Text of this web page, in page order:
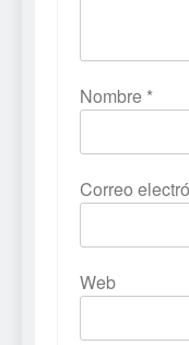
Nombre *
Correo
Web